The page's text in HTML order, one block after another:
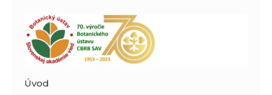
Úvod